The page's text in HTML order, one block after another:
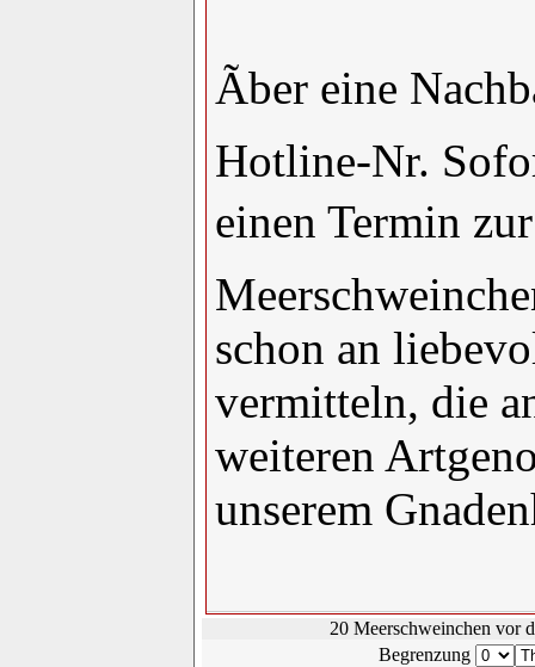
Ãber eine
Hotline-Nr.
einen Termin zur
schon an
vermitteln, die
weiteren
unserem
20 Meerschweinchen vor
Begrenzung